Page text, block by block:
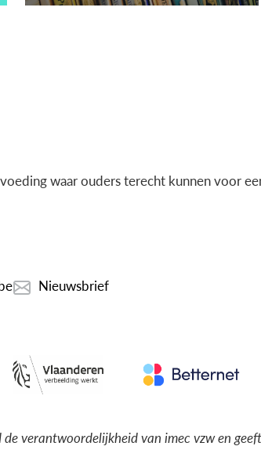
waar ouders terecht kunnen voor
Nieuwsbrief
verantwoordelijkheid van imec vzw en